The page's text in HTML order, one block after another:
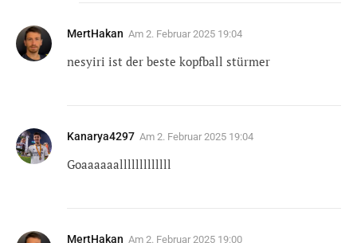
MertHakan Am 2. Februar 2025 19:04
nesyiri ist der beste kopfball stürmer
Kanarya4297 Am 2. Februar 2025 19:04
Goaaaaaalllllllllllll
MertHakan Am 2. Februar 2025 19:00